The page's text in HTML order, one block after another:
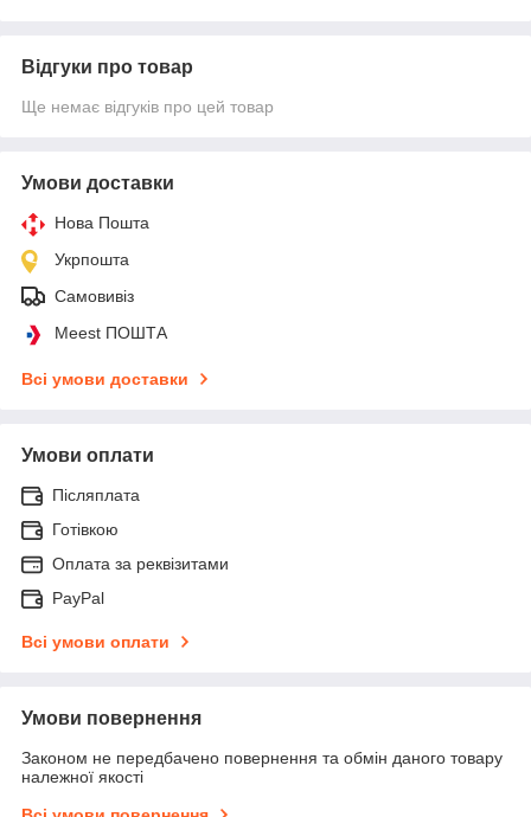
Відгуки про товар
Ще немає відгуків про цей товар
Умови доставки
Нова Пошта
Укрпошта
Самовивіз
Meest ПОШТА
Всі умови доставки
Умови оплати
Післяплата
Готівкою
Оплата за реквізитами
PayPal
Всі умови оплати
Умови повернення
Законом не передбачено повернення та обмін даного товару
належної якості